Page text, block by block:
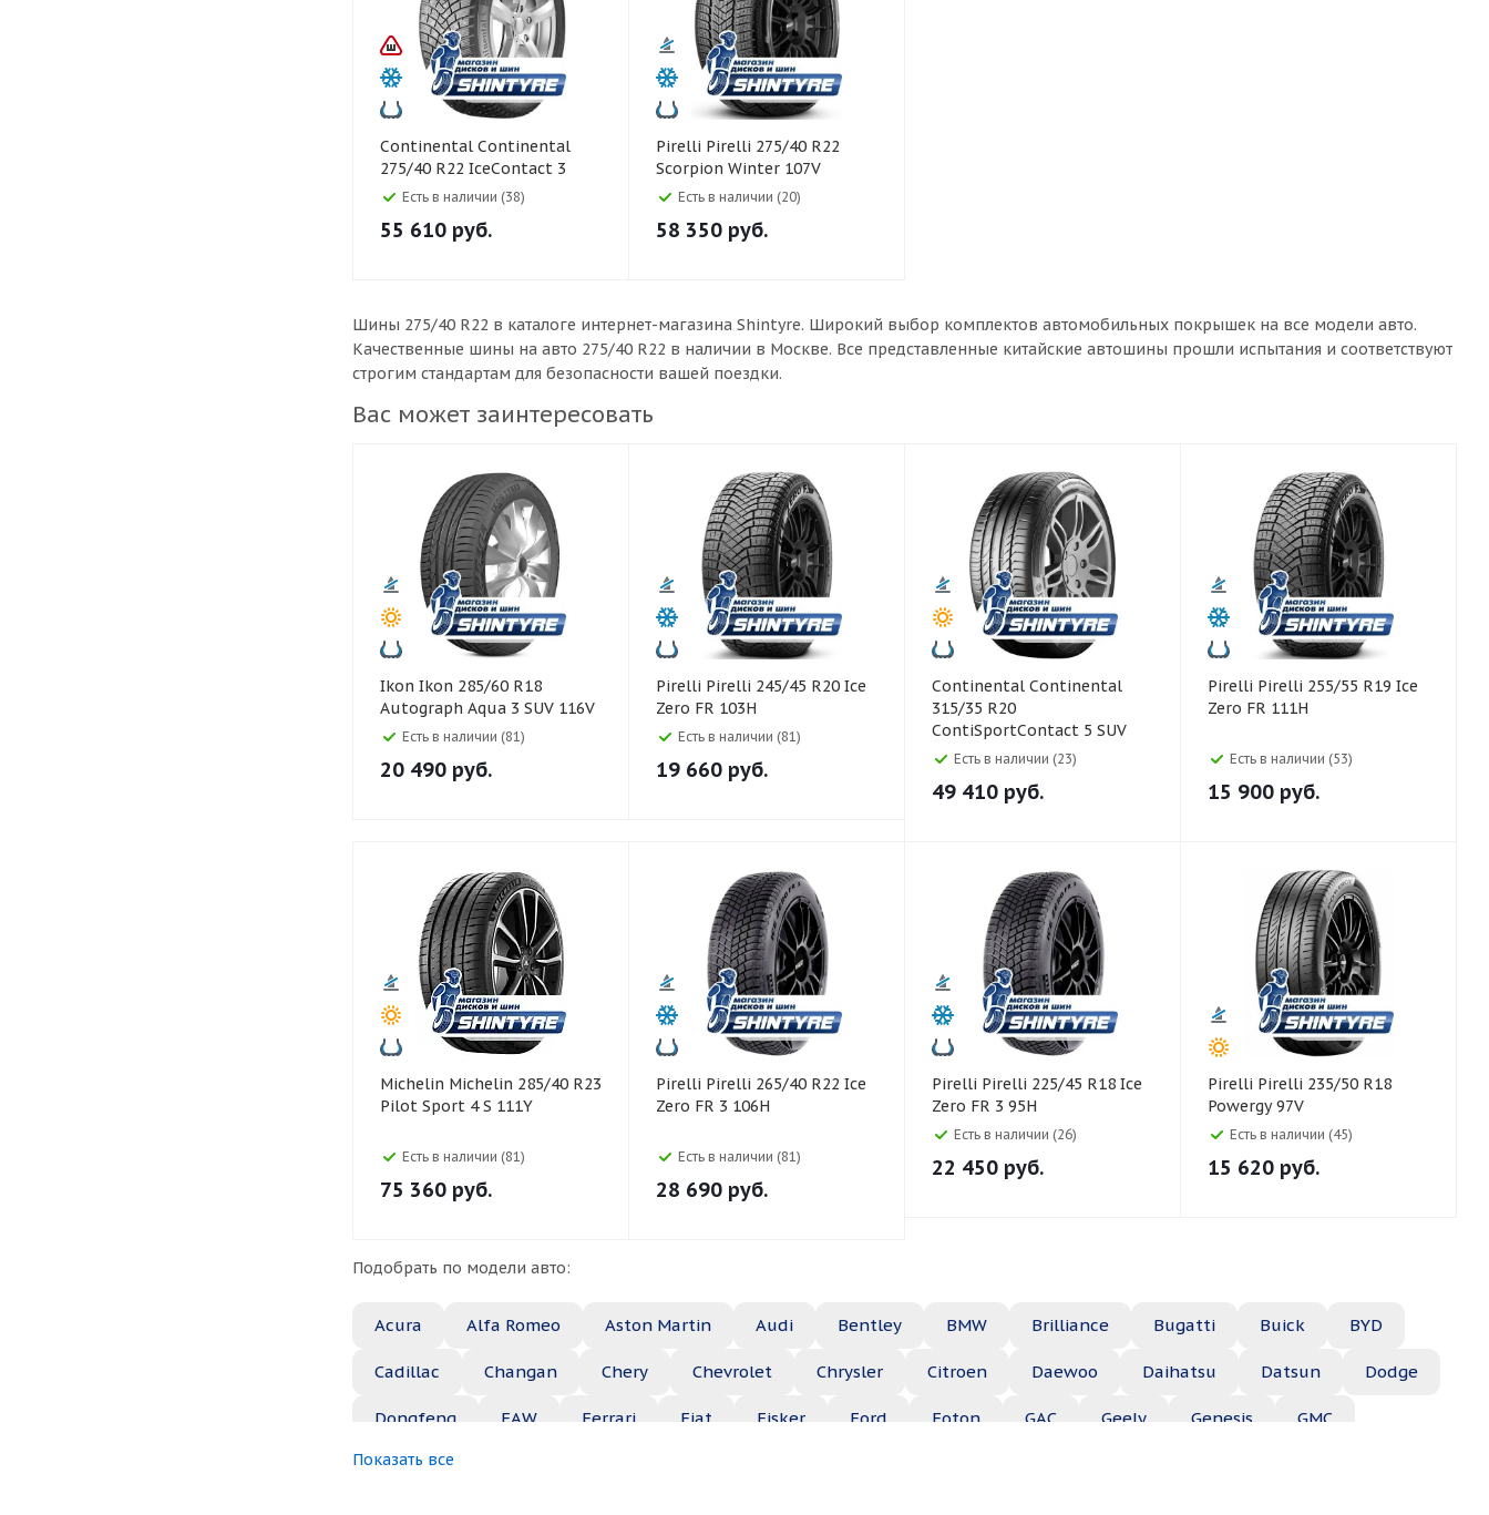
Continental Continental
275/40 R22 IceContact 3
107T Шипы
Есть в наличии (38)
55 610 руб.
Pirelli Pirelli 275/40 R22
Scorpion Winter 107V
Есть в наличии (20)
58 350 руб.
Шины 275/40 R22 в каталоге интернет-магазина Shintyre. Широкий выбор комплектов автомобильных покрышек на все модели авто.
Качественные шины на авто 275/40 R22 в наличии в Москве. Все представленные китайские автошины прошли испытания и соответствуют
строгим стандартам для безопасности вашей поездки.
Вас может заинтересовать
Ikon Ikon 285/60 R18
Autograph Aqua 3 SUV 116V
Есть в наличии (81)
20 490 руб.
Pirelli Pirelli 245/45 R20 Ice
Zero FR 103H
Есть в наличии (81)
19 660 руб.
Continental Continental
315/35 R20
ContiSportContact 5 SUV
110W Runflat
Есть в наличии (23)
49 410 руб.
Pirelli Pirelli 255/55 R19 Ice
Zero FR 111H
Есть в наличии (53)
15 900 руб.
Michelin Michelin 285/40 R23
Pilot Sport 4 S 111Y
Есть в наличии (81)
75 360 руб.
Pirelli Pirelli 265/40 R22 Ice
Zero FR 3 106H
Есть в наличии (81)
28 690 руб.
Pirelli Pirelli 225/45 R18 Ice
Zero FR 3 95H
Есть в наличии (26)
22 450 руб.
Pirelli Pirelli 235/50 R18
Powergy 97V
Есть в наличии (45)
15 620 руб.
Подобрать по модели авто:
Acura Alfa Romeo Aston Martin Audi Bentley BMW Brilliance Bugatti Buick BYD
Cadillac Changan Chery Chevrolet Chrysler Citroen Daewoo Daihatsu Datsun Dodge
Dongfeng FAW Ferrari Fiat Fisker Ford Foton GAC Geely Genesis GMC
Great Wall
Показать все